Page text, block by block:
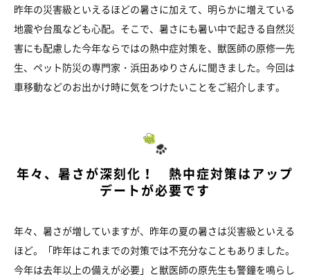
昨年の災害級といえるほどの暑さに加えて、明らかに増えている
地震や台風なども心配。そこで、暑さにも暑い中で起きる自然災
害にも配慮した今年ならではの熱中症対策を、獣医師の原修一先
生、ペット防災の専門家・浜田あゆりさんに聞きました。今回は
車移動などのお出かけ時に気をつけたいことをご紹介します。
年々、暑さが深刻化！ 熱中症対策はアップ
デートが必要です
年々、暑さが増していますが、昨年の夏の暑さは災害級といえる
ほど。「昨年はこれまでの対策では不充分なこともありました。
今年は去年以上の備えが必要」と獣医師の原先生も警鐘を鳴らし